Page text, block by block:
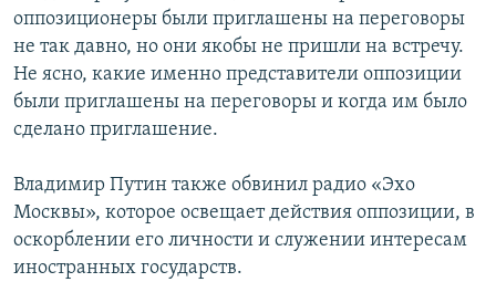
оппозиционеры были приглашены на переговоры
не так давно, но они якобы не пришли на встречу.
Не ясно, какие именно представители оппозиции
были приглашены на переговоры и когда им было
сделано приглашение.
Владимир Путин также обвинил радио «Эхо
Москвы», которое освещает действия оппозиции, в
оскорблении его личности и служении интересам
иностранных государств.